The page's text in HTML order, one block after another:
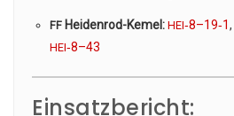
FF Hei­den­rod-Kemel: HEI‑8–19‑1,
HEI‑8–43
Einsatzbericht: